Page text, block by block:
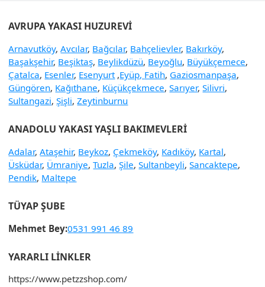
AVRUPA YAKASI HUZUREVI
Arnavutköy,Avcılar, Bağcılar, Bahçelievler, Bakırköy,
Başakşehir, Beşiktaş, Beylikdüzü, Beyoğlu, Büyükçemece,
Çatalca, Esenler, Esenyurt,Eyüp, Fatih, Gaziosmanpaşa,
Güngören, Kağıthane, Küçükçekmece,Sarıyer,Silivri,
Sultangazi,Şişli,Zeytinburnu
ANADOLU YAKASI YAŞLI BAKIMEVLERI
Adalar,Ataşehir, Beykoz, Çekmeköy, Kadıköy, Kartal,
Üsküdar, Ümraniye,Tuzla,Şile,Sultanbeyli,Sancaktepe,
Pendik, Maltepe
TÜYAP ŞUBE
Mehmet Bey:0531 991 46 89
YARARLI LINKLER
https://www.petzzshop.com/